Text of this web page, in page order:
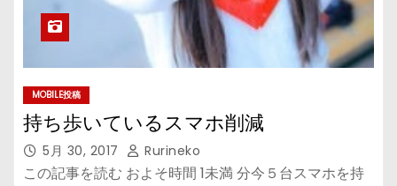
MOBILE投稿
持ち歩いているスマホ削減
5月 30, 2017 Rurineko
この記事を読む およそ時間 1未満 分今５台スマホを持